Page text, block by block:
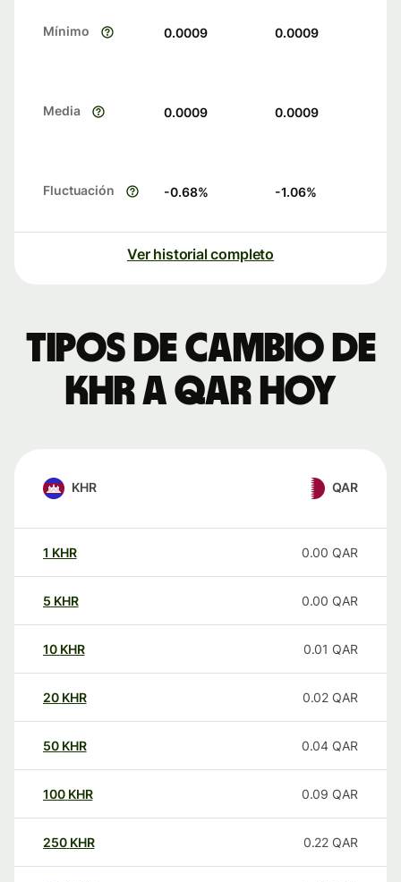
Mínimo 0.0009 0.0009
Media 0.0009 0.0009
Fluctuación -0.68% -1.06%
Ver historial completo
Tipos de cambio de
KHR a QAR hoy
KHR QAR
1 KHR 0.00 QAR
5 KHR 0.00 QAR
10 KHR 0.01 QAR
20 KHR 0.02 QAR
50 KHR 0.04 QAR
100 KHR 0.09 QAR
250 KHR 0.22 QAR